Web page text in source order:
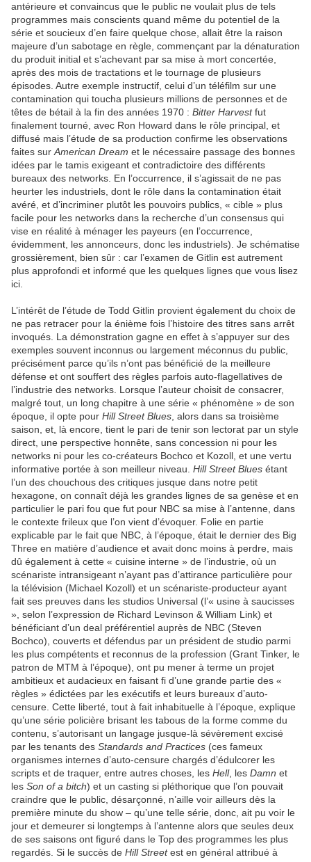
antérieure et convaincus que le public ne voulait plus de tels
programmes mais conscients quand même du potentiel de la
série et soucieux d’en faire quelque chose, allait être la raison
majeure d’un sabotage en règle, commençant par la dénaturation
du produit initial et s’achevant par sa mise à mort concertée,
après des mois de tractations et le tournage de plusieurs
épisodes. Autre exemple instructif, celui d’un téléfilm sur une
contamination qui toucha plusieurs millions de personnes et de
têtes de bétail à la fin des années 1970 : Bitter Harvestfut
finalement tourné, avec Ron Howard dans le rôle principal, et
diffusé mais l’étude de sa production confirme les observations
faites sur American Dream et le nécessaire passage des bonnes
idées par le tamis exigeant et contradictoire des différents
bureaux des networks. En l’occurrence, il s’agissait de ne pas
heurter les industriels, dont le rôle dans la contamination était
avéré, et d’incriminer plutôt les pouvoirs publics, « cible » plus
facile pour les networks dans la recherche d’un consensus qui
vise en réalité à ménager les payeurs (en l’occurrence,
évidemment, les annonceurs, donc les industriels). Je schématise
grossièrement, bien sûr : car l’examen de Gitlin est autrement
plus approfondi et informé que les quelques lignes que vous lisez
ici.
L’intérêt de l’étude de Todd Gitlin provient également du choix de
ne pas retracer pour la énième fois l’histoire des titres sans arrêt
invoqués. La démonstration gagne en effet à s’appuyer sur des
exemples souvent inconnus ou largement méconnus du public,
précisément parce qu’ils n’ont pas bénéficié de la meilleure
défense et ont souffert des règles parfois auto-flagellatives de
l’industrie des networks. Lorsque l’auteur choisit de consacrer,
malgré tout, un long chapitre à une série « phénomène » de son
époque, il opte pour Hill Street Blues , alors dans sa troisième
saison, et, là encore, tient le pari de tenir son lectorat par un style
direct, une perspective honnête, sans concession ni pour les
networks ni pour les co-créateurs Bochco et Kozoll, et une vertu
informative portée à son meilleur niveau. Hill Street Blues étant
l’un des chouchous des critiques jusque dans notre petit
hexagone, on connaît déjà les grandes lignes de sa genèse et en
particulier le pari fou que fut pour NBC sa mise à l’antenne, dans
le contexte frileux que l’on vient d’évoquer. Folie en partie
explicable par le fait que NBC, à l’époque, était le dernier des Big
Three en matière d’audience et avait donc moins à perdre, mais
dû également à cette « cuisine interne » de l’industrie, où un
scénariste intransigeant n’ayant pas d’attirance particulière pour
la télévision (Michael Kozoll) et un scénariste-producteur ayant
fait ses preuves dans les studios Universal (l’« usine à saucisses
», selon l’expression de Richard Levinson & William Link) et
bénéficiant d’un deal préférentiel auprès de NBC (Steven
Bochco), couverts et défendus par un président de studio parmi
les plus compétents et reconnus de la profession (Grant Tinker, le
patron de MTM à l’époque), ont pu mener à terme un projet
ambitieux et audacieux en faisant fi d’une grande partie des «
règles » édictées par les exécutifs et leurs bureaux d’auto-
censure. Cette liberté, tout à fait inhabituelle à l’époque, explique
qu’une série policière brisant les tabous de la forme comme du
contenu, s’autorisant un langage jusque-là sévèrement excisé
par les tenants des Standards and Practices (ces fameux
organismes internes d’auto-censure chargés d’édulcorer les
scripts et de traquer, entre autres choses, les Hell, les Damn et
les Son of a bitch) et un casting si pléthorique que l’on pouvait
craindre que le public, désarçonné, n’aille voir ailleurs dès la
première minute du show – qu’une telle série, donc, ait pu voir le
jour et demeurer si longtemps à l’antenne alors que seules deux
de ses saisons ont figuré dans le Top des programmes les plus
regardés. Si le succès de Hill Streetest en général attribué à